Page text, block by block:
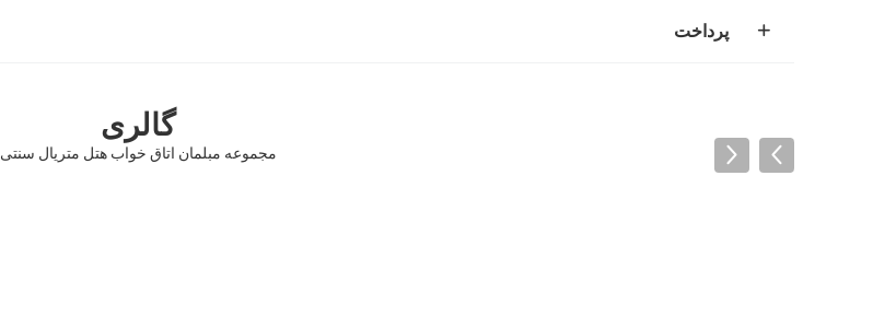
پرداخت
گالری
مجموعه مبلمان اتاق خواب هتل متریال سنتی